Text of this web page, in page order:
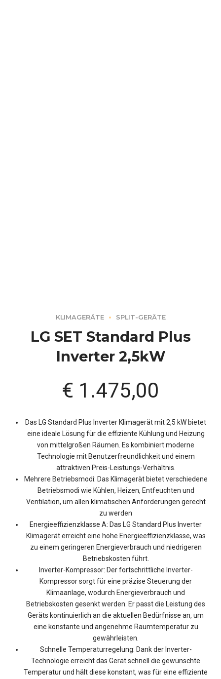
KLIMAGERÄTE SPLIT-GERÄTE
LG SET Standard Plus
Inverter 2,5kW
€ 1.475,00
Das LG Standard Plus Inverter Klimagerät mit 2,5 kW bietet
eine ideale Lösung für die effiziente Kühlung und Heizung
von mittelgroßen Räumen. Es kombiniert moderne
Technologie mit Benutzerfreundlichkeit und einem
attraktiven Preis-Leistungs-Verhältnis.
Mehrere Betriebsmodi: Das Klimagerät bietet verschiedene
Betriebsmodi wie Kühlen, Heizen, Entfeuchten und
Ventilation, um allen klimatischen Anforderungen gerecht
zu werden
Energieeffizienzklasse A: Das LG Standard Plus Inverter
Klimagerät erreicht eine hohe Energieeffizienzklasse, was
zu einem geringeren Energieverbrauch und niedrigeren
Betriebskosten führt.
Inverter-Kompressor: Der fortschrittliche Inverter-
Kompressor sorgt für eine präzise Steuerung der
Klimaanlage, wodurch Energieverbrauch und
Betriebskosten gesenkt werden. Er passt die Leistung des
Geräts kontinuierlich an die aktuellen Bedürfnisse an, um
eine konstante und angenehme Raumtemperatur zu
gewährleisten.
Schnelle Temperaturregelung: Dank der Inverter-
Technologie erreicht das Gerät schnell die gewünschte
Temperatur und hält diese konstant, was für eine effiziente